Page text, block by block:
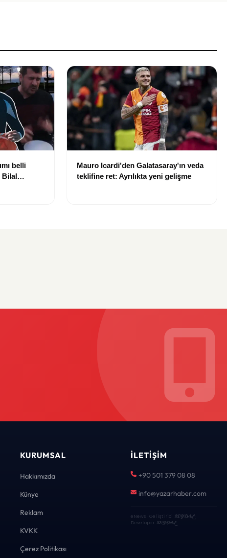
belli
Bilal
Mauro Icardi'den Galatasaray'ın veda
teklifine ret: Ayrılıkta yeni gelişme
KURUMSAL
Hakkımızda
Künye
Reklam
KVKK
Çerez Politikası
İLETIŞIM
+90 501 379 08 08
info@yazarhaber.com
eNews · Geliştirici KEYDAL·
Developer KEYDAL